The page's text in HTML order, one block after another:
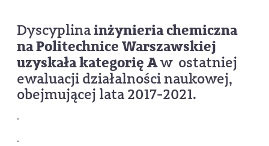
Dyscyplinainżynieria chemiczna
na Politechnice Warszawskiej
uzyskała kategorię Aw ostatniej
ewaluacji działalności naukowej,
obejmującej lata 2017-2021.
.
.